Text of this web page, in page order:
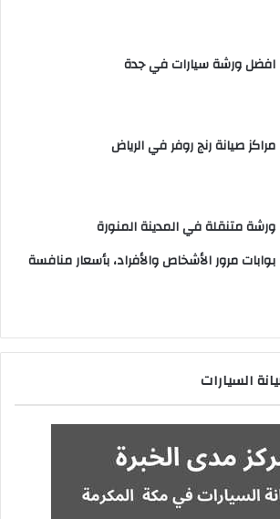
افضل ورشة سيارات في جدة
مراكز صيانة رنج روفر في الرياض
ورشة متنقلة في المدينة المنورة
بوابات مرور الأشخاص والأفراد، بأسعار منافسة
السيارات